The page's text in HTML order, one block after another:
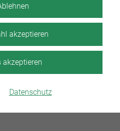
akzeptieren
akzeptieren
Datenschutz
nicht